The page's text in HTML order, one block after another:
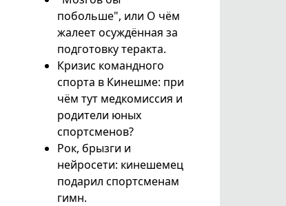
побольше", или О чём
жалеет осуждённая за
подготовку теракта.
Кризис командного
спорта в Кинешме: при
чём тут медкомиссия и
родители юных
спортсменов?
Рок, брызги и
нейросети: кинешемец
подарил спортсменам
гимн.